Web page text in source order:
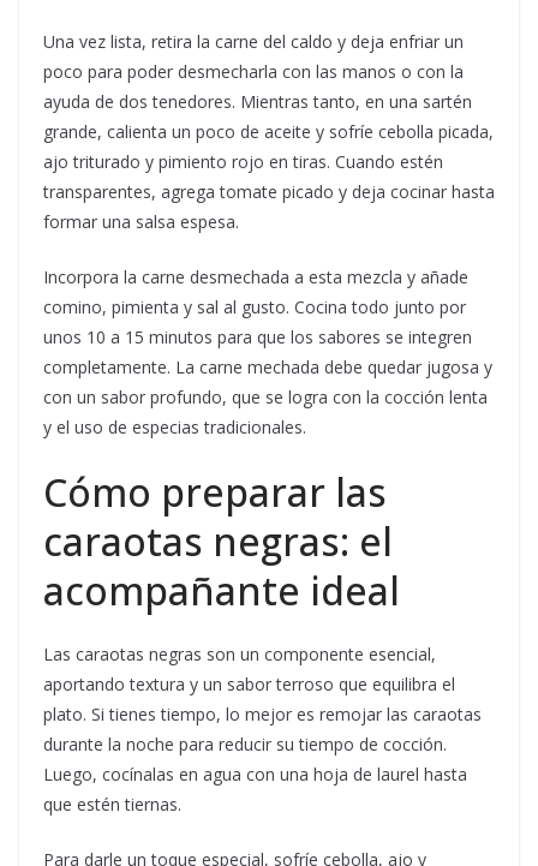
Una vez lista, retira la carne del caldo y deja enfriar un
poco para poder desmecharla con las manos o con la
ayuda de dos tenedores. Mientras tanto, en una sartén
grande, calienta un poco de aceite y sofríe cebolla picada,
ajo triturado y pimiento rojo en tiras. Cuando estén
transparentes, agrega tomate picado y deja cocinar hasta
formar una salsa espesa.
Incorpora la carne desmechada a esta mezcla y añade
comino, pimienta y sal al gusto. Cocina todo junto por
unos 10 a 15 minutos para que los sabores se integren
completamente. La carne mechada debe quedar jugosa y
con un sabor profundo, que se logra con la cocción lenta
y el uso de especias tradicionales.
Cómo preparar las
caraotas negras: el
acompañante ideal
Las caraotas negras son un componente esencial,
aportando textura y un sabor terroso que equilibra el
plato. Si tienes tiempo, lo mejor es remojar las caraotas
durante la noche para reducir su tiempo de cocción.
Luego, cocínalas en agua con una hoja de laurel hasta
que estén tiernas.
Para darle un toque especial, sofríe cebolla, ajo y